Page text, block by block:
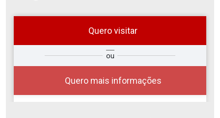
Quero visitar
ou
Quero mais informações
Deseja
Comprar
ou
Alugar
?